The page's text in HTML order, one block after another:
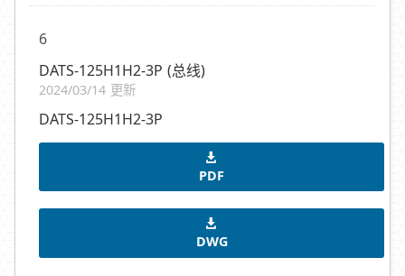
6
DATS-125H1H2-3P (总线)
2024/03/14 更新
DATS-125H1H2-3P
PDF
DWG